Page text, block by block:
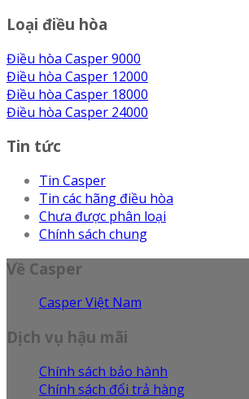
Loại điều hòa
Điều hòa Casper 9000
Điều hòa Casper 12000
Điều hòa Casper 18000
Điều hòa Casper 24000
Tin tức
Tin Casper
Tin các hãng điều hòa
Chưa được phân loại
Chính sách chung
Về Casper
Casper Việt Nam
Dịch vụ hậu mãi
Chính sách bảo hành
Chính sách đổi trả hàng